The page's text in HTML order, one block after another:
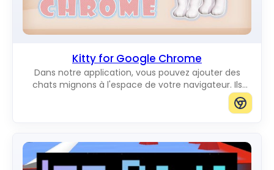
Kitty for Google Chrome
Dans notre application, vous pouvez ajouter des
chats mignons à l'espace de votre navigateur. Ils
vous raviront en se déplaçant sur l'écran. Vous
pouvez ajouter des chats de la taille que vous voulez.